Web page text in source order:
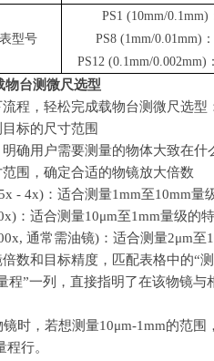
型号
PS1 (10mm/0.1mm)
PS8 (1mm/0.01mm)
PS12 (0.1mm/0.002mm)
物台测微尺选型
程，轻松完成载物台测微尺选型
标的尺寸范围
确用户需要测量的物体大致在
围，确定合适的物镜放大倍数
- 4x) ：适合测量1mm至10mm量
：适合测量10μm至1mm量级的
通常需油镜) ：适合测量2μm至
数和目标精度，匹配表格中的“
程”一列，直接指明了在该物镜与
镜时，若想测量10μm-1mm的范围
程行。